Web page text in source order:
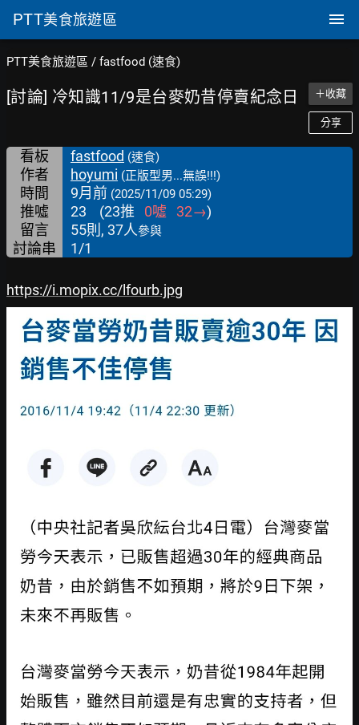
PTT美食旅遊區
PTT美食旅遊區 / fastfood (速食)
[討論] 冷知識11/9是台麥奶昔停賣紀念日 ＋收藏
分享
看板 fastfood (速食)
作者 hoyumi (正版型男...無誤!!!)
時間 9月前 (2025/11/09 05:29)
推噓 23 (23推 0噓 32→)
留言
55則, 37人參與
討論串 1/1
https://i.mopix.cc/lfourb.jpg